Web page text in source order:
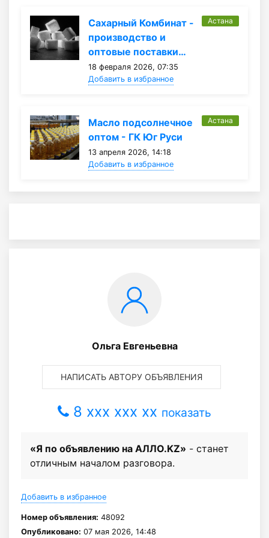
Сахарный Комбинат -
производство и
оптовые поставки…
18 февраля 2026, 07:35
Добавить в избранное
Астана
Масло подсолнечное
оптом - ГК Юг Руси
13 апреля 2026, 14:18
Добавить в избранное
Астана
Ольга Евгеньевна
НАПИСАТЬ АВТОРУ ОБЪЯВЛЕНИЯ
8 xxx xxx xx показать
«Я по объявлению на АЛЛО.KZ» - станет
отличным началом разговора.
Добавить в избранное
Номер объявления: 48092
Опубликовано: 07 мая 2026, 14:48